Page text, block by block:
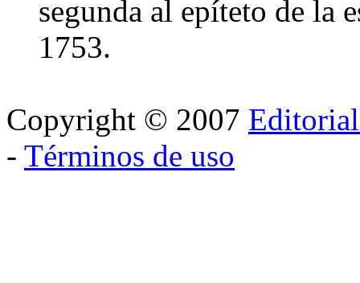
segunda al epíteto de la
1753.
Copyright © 2007
- Términos de uso